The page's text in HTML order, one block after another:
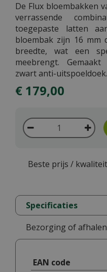
De Flux bloembakken
verrassende
toegepaste latten
bloembak zijn 16 mm
breedte, wat een
meebrengt.
zwart anti-uitspoeldoek.
€ 179,00
Beste prijs /
Specificaties
Bezorging of afhalen
EAN code